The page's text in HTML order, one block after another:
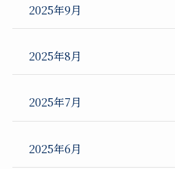
2025年9月
2025年8月
2025年7月
2025年6月